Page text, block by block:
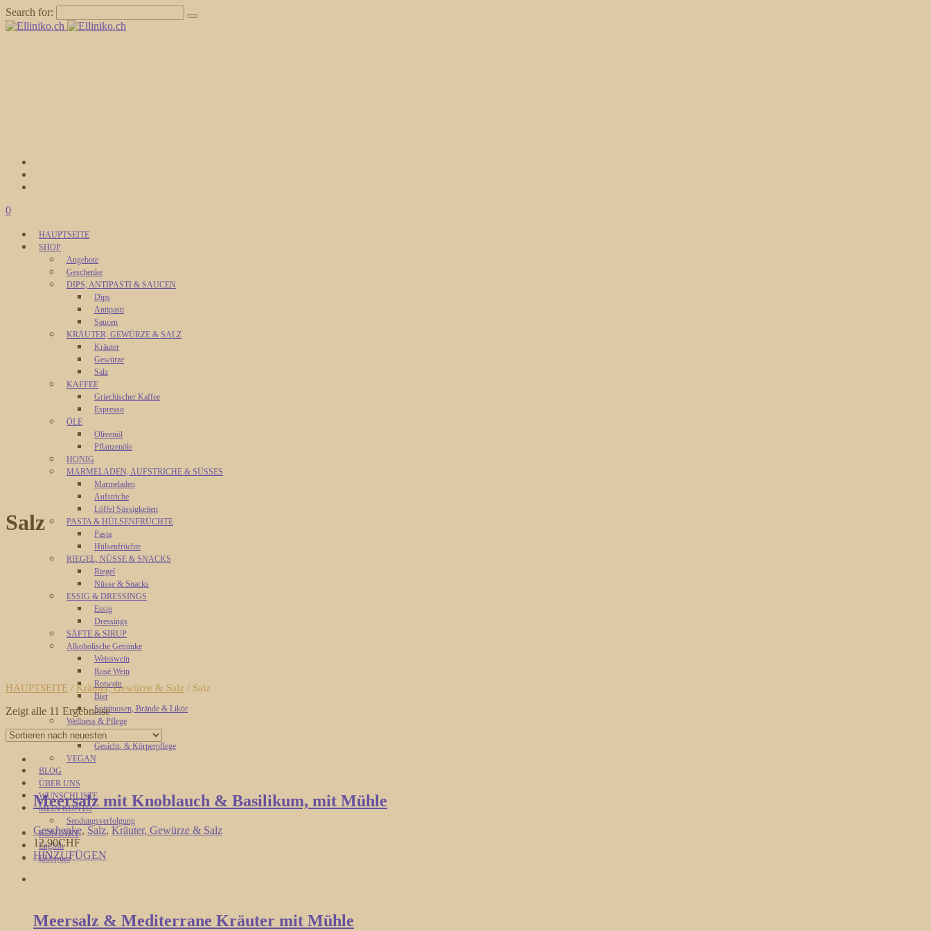
Search for:
0
HAUPTSEITE
SHOP
Angebote
Geschenke
DIPS, ANTIPASTI & SAUCEN
Dips
Antipasti
Saucen
KRÄUTER, GEWÜRZE & SALZ
Kräuter
Gewürze
Salz
KAFFEE
Griechischer Kaffee
Espresso
ÖLE
Olivenöl
Pflanzenöle
HONIG
MARMELADEN, AUFSTRICHE & SÜSSES
Marmeladen
Aufstriche
Löffel Süssigkeiten
PASTA & HÜLSENFRÜCHTE
Pasta
Hülsenfrüchte
RIEGEL, NÜSSE & SNACKS
Riegel
Nüsse & Snacks
ESSIG & DRESSINGS
Essig
Dressings
SÄFTE & SIRUP
Alkoholische Getränke
Weisswein
Rosé Wein
Rotwein
Bier
Spirituosen, Brände & Likör
Wellness & Pflege
Ätherische Öle
Gesicht- & Körperpflege
VEGAN
BLOG
ÜBER UNS
WUNSCHLISTE
MEIN KONTO
Sendungsverfolgung
KONTAKT
English
Ελληνικα
Salz
HAUPTSEITE / Kräuter, Gewürze & Salz / Salz
Zeigt alle 11 Ergebnisse
Meersalz mit Knoblauch & Basilikum, mit Mühle
Geschenke, Salz, Kräuter, Gewürze & Salz
12.90CHF
HINZUFÜGEN
Meersalz & Mediterrane Kräuter mit Mühle